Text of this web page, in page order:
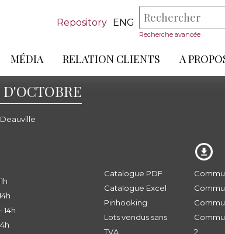
Repository ENG
Recherche avancée
MÉDIA RELATION CLIENTS A
Catalogue PDF
Catalogue Excel
Pinhooking
Lots vendus sans
TVA
2